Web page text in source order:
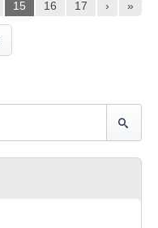
15 16 17 › »